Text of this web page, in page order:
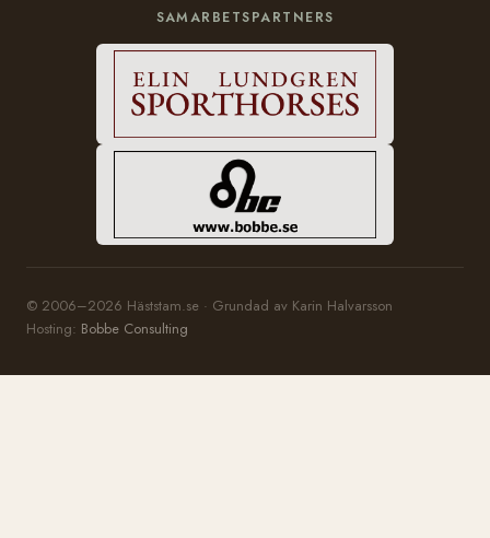
SAMARBETSPARTNERS
© 2006–2026 Häststam.se · Grundad av Karin Halvarsson
Hosting: Bobbe Consulting